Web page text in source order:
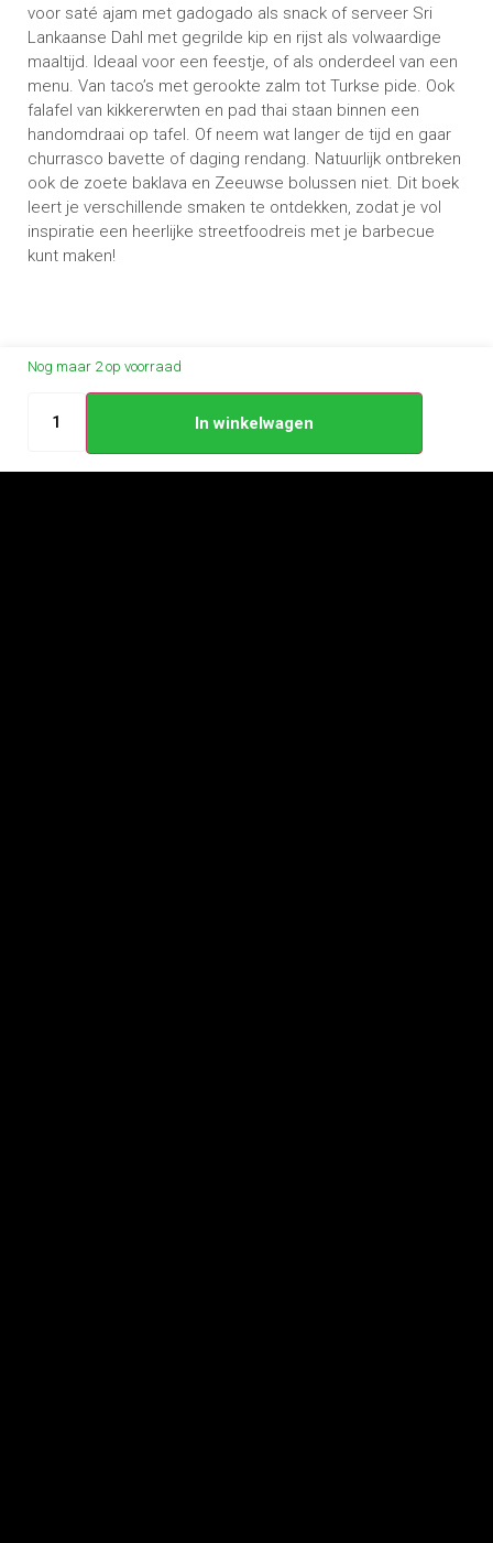
voor saté ajam met gadogado als snack of serveer Sri
Lankaanse Dahl met gegrilde kip en rijst als volwaardige
maaltijd. Ideaal voor een feestje, of als onderdeel van een
menu. Van taco’s met gerookte zalm tot Turkse pide. Ook
falafel van kikkererwten en pad thai staan binnen een
handomdraai op tafel. Of neem wat langer de tijd en gaar
churrasco bavette of daging rendang. Natuurlijk ontbreken
ook de zoete baklava en Zeeuwse bolussen niet. Dit boek
leert je verschillende smaken te ontdekken, zodat je vol
inspiratie een heerlijke streetfoodreis met je barbecue
kunt maken!
Nog maar 2 op voorraad
In winkelwagen